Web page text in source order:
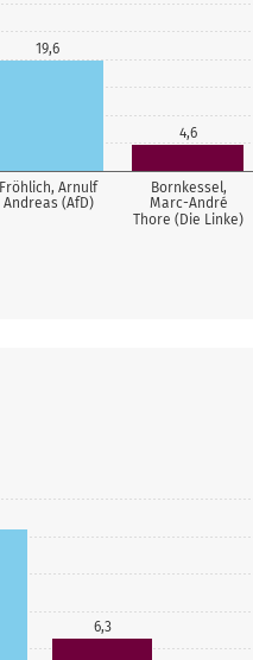
Fröhlich, Arnulf
Andreas (AfD)
Bornkessel,
Marc-André
Thore (Die Linke)
19,6
4,6
6,3